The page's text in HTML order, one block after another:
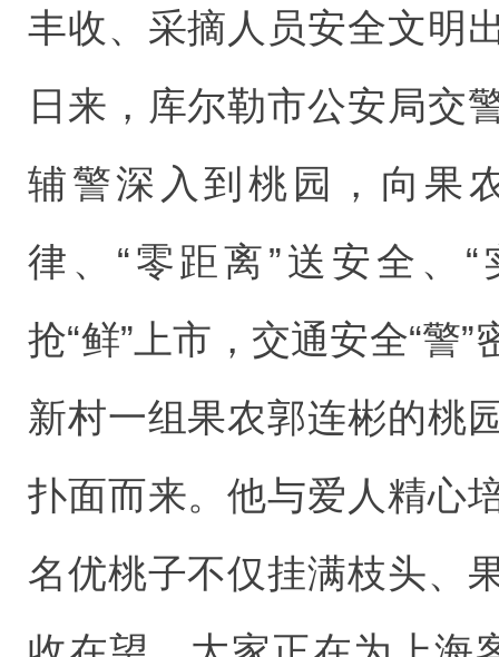
丰收、采摘人员安全文明
日来，库尔勒市公安局交
辅警深入到桃园，向果
律、“零距离”送安全、
抢“鲜”上市，交通安全“警
新村一组果农郭连彬的桃
扑面而来。他与爱人精心
名优桃子不仅挂满枝头、